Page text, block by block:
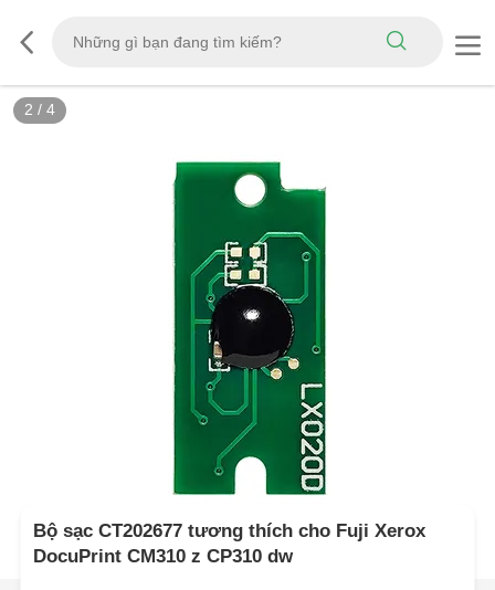
2 / 4
Bộ sạc CT202677 tương thích cho Fuji Xerox
DocuPrint CM310 z CP310 dw